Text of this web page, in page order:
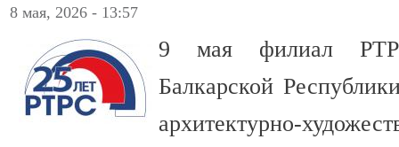
8 мая, 2026 - 13:57
9 мая филиал
Балкарской
архитектурно-